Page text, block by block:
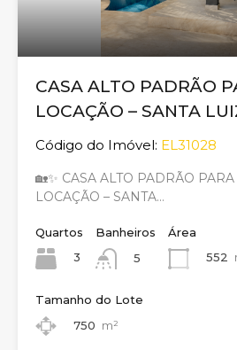
CASA ALTO PADRÃO
LOCAÇÃO – SANTA
Código do Imóvel: EL31028
🏡✨ CASA ALTO PADRÃO
LOCAÇÃO – SANTA…
Quartos
3
Banheiros
5
Área
552
Tamanho do Lote
750 m²